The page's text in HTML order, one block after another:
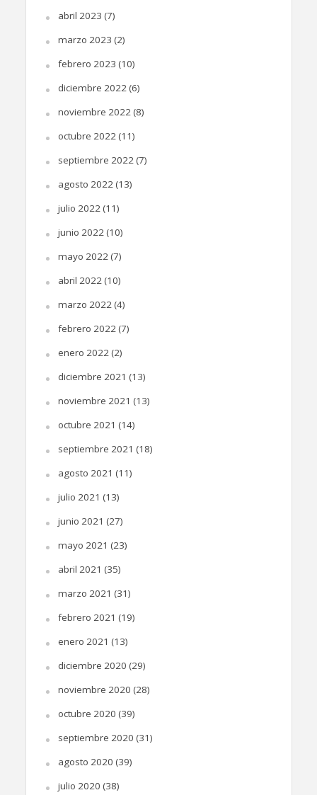
abril 2023 (7)
marzo 2023 (2)
febrero 2023 (10)
diciembre 2022(6)
noviembre 2022(8)
octubre 2022(11)
septiembre 2022(7)
agosto 2022(13)
julio 2022(11)
junio 2022(10)
mayo 2022(7)
abril 2022(10)
marzo 2022(4)
febrero 2022(7)
enero 2022(2)
diciembre 2021 (13)
noviembre 2021 (13)
octubre 2021 (14)
septiembre 2021 (18)
agosto 2021 (11)
julio 2021 (13)
junio 2021 (27)
mayo 2021 (23)
abril 2021 (35)
marzo 2021 (31)
febrero 2021 (19)
enero 2021 (13)
diciembre 2020 (29)
noviembre 2020 (28)
octubre 2020 (39)
septiembre 2020 (31)
agosto 2020 (39)
julio 2020 (38)